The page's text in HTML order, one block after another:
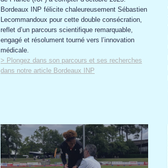
Bordeaux INP félicite chaleureusement Sébastien
Lecommandoux pour cette double consécration,
reflet d’un parcours scientifique remarquable,
engagé et résolument tourné vers l’innovation
médicale.
> Plongez dans son parcours et ses recherches
dans notre article Bordeaux INP